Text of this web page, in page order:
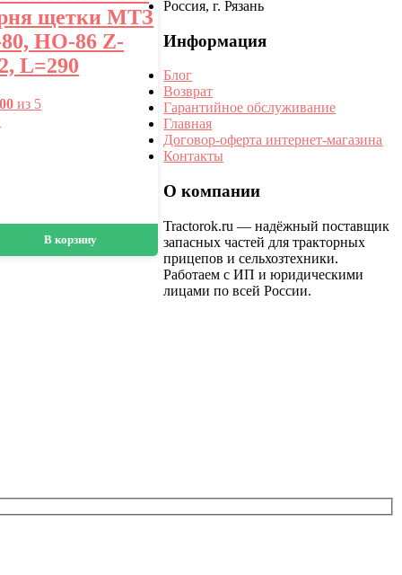
щетки МТЗ
НО-86 Z-
L=290
из 5
В корзину
Россия, г. Рязань
Информация
Блог
Возврат
Гарантийное обслуживание
Главная
Договор-оферта интернет-магазина
Контакты
О компании
Tractorok.ru — надёжный поставщик
запасных частей для тракторных
прицепов и сельхозтехники.
Работаем с ИП и юридическими
лицами по всей России.